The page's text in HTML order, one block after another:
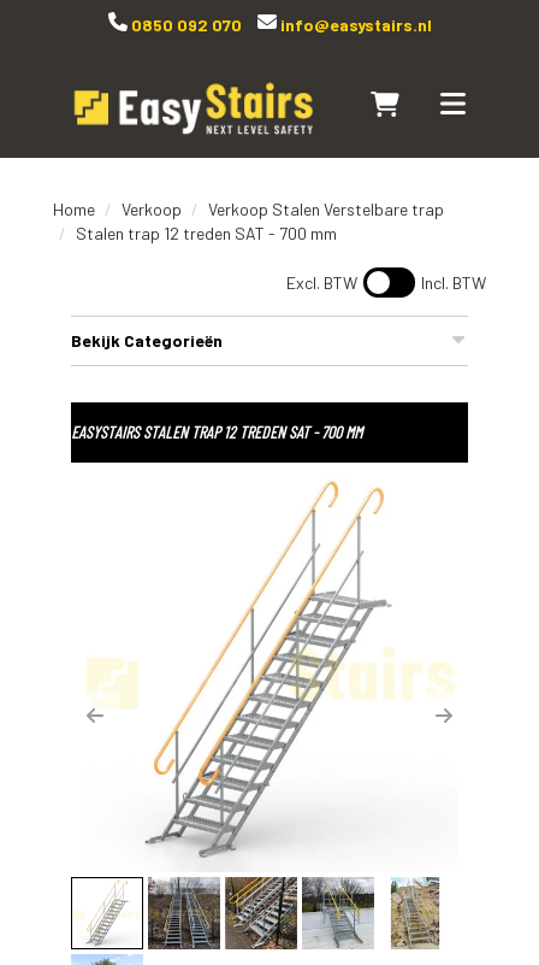
0850 092 070 info@easystairs.nl
Naar winkelwagen
Toggle
Home Verkoop
Verkoop Stalen Verstelbare trap
Stalen trap 12 treden SAT - 700 mm
Excl. BTW Incl. BTW
Bekijk Categorieën
EASYSTAIRS STALEN TRAP 12 TREDEN SAT - 700 MM
Previous Next